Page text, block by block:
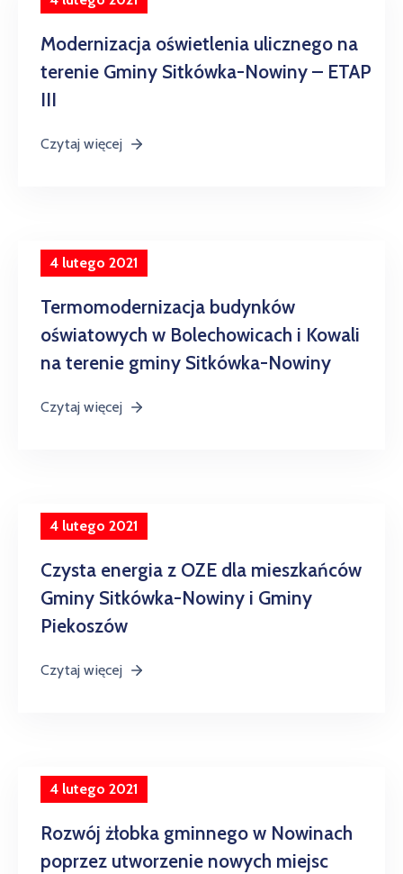
Modernizacja oświetlenia ulicznego na
terenie Gminy Sitkówka-Nowiny – ETAP
III
Czytaj więcej
4 lutego 2021
Termomodernizacja budynków
oświatowych w Bolechowicach i Kowali
na terenie gminy Sitkówka-Nowiny
Czytaj więcej
4 lutego 2021
Czysta energia z OZE dla mieszkańców
Gminy Sitkówka-Nowiny i Gminy
Piekoszów
Czytaj więcej
4 lutego 2021
Rozwój żłobka gminnego w Nowinach
poprzez utworzenie nowych miejsc